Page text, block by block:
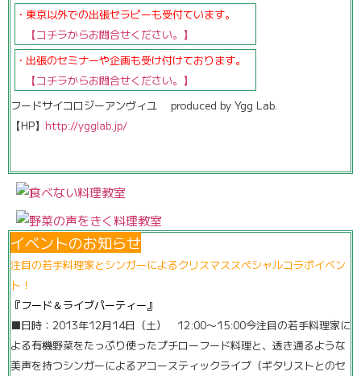
・東京以外での出張セラピーも受付ています。
【コチラからお問合せください。】
・出張のセミナーや企画も受け付けております。
【コチラからお問合せください。】
フードサイコロジーアンヴィユ produced by Ygg Lab.
【HP】 http://ygglab.jp/
イベントのお知らせ
注目の若手料理家とシンガーによるクリスマススペシャルコラボイベン
ト！
『フード＆ライブパーティー』
■日時：2013年12月14日（土） 12:00〜15:00今注目の若手料理家に
よる有機野菜をたっぷり使ったプチローフー ド料理と、透き通るような
美声を持つシンガーによるアコースティックライブ（ギタリストとのセ